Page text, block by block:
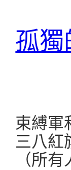
孤獨
束縛軍
三八紅
（所